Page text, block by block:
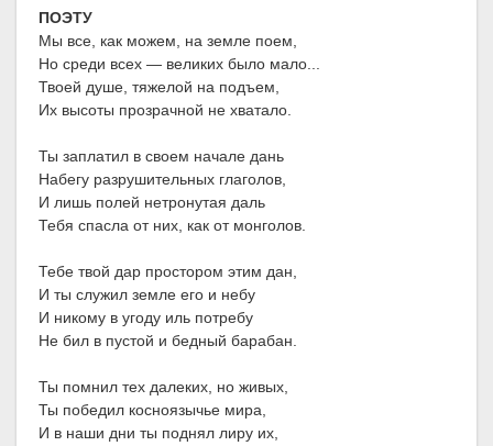
ПОЭТУ
Мы все, как можем, на земле поем,
Но среди всех — великих было мало...
Твоей душе, тяжелой на подъем,
Их высоты прозрачной не хватало.
Ты заплатил в своем начале дань
Набегу разрушительных глаголов,
И лишь полей нетронутая даль
Тебя спасла от них, как от монголов.
Тебе твой дар простором этим дан,
И ты служил земле его и небу
И никому в угоду иль потребу
Не бил в пустой и бедный барабан.
Ты помнил тех далеких, но живых,
Ты победил косноязычье мира,
И в наши дни ты поднял лиру их,